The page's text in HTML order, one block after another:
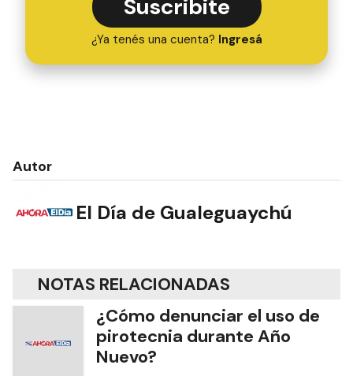
Suscribite
¿Ya tenés una cuenta? Ingresá
Autor
El Día de Gualeguaychú
NOTAS RELACIONADAS
¿Cómo denunciar el uso de
pirotecnia durante Año
Nuevo?